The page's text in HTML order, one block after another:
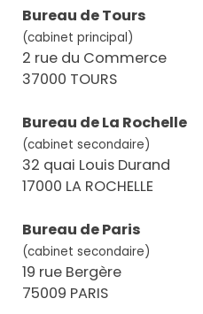
Bureau de Tours
(cabinet principal)
2 rue du Commerce
37000 TOURS
Bureau de La Rochelle
(cabinet secondaire)
32 quai Louis Durand
17000 LA ROCHELLE
Bureau de Paris
(cabinet secondaire)
19 rue Bergère
75009 PARIS